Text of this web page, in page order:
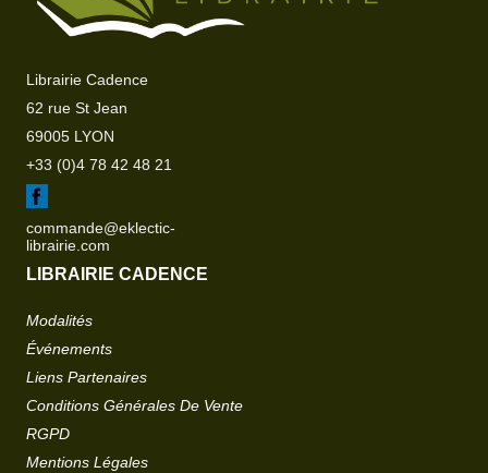
Librairie Cadence
62 rue St Jean
69005 LYON
+33 (0)4 78 42 48 21
commande@eklectic-
librairie.com
LIBRAIRIE CADENCE
Modalités
Événements
Liens Partenaires
Conditions Générales De Vente
RGPD
Mentions Légales